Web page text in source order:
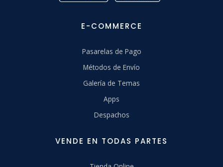
E-COMMERCE
Pasarelas de Pago
Métodos de Envío
Galería de Temas
Apps
Despachos
VENDE EN TODAS PARTES